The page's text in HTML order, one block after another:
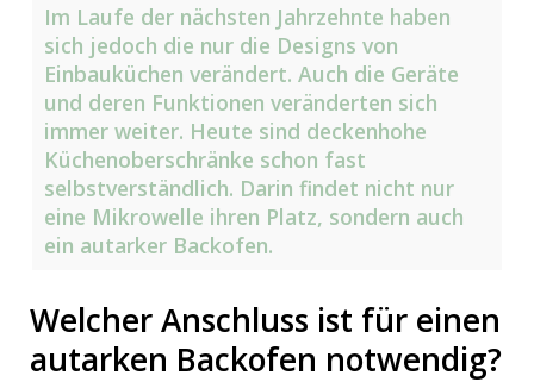
Im Laufe der nächsten Jahrzehnte haben
sich jedoch die nur die Designs von
Einbauküchen verändert. Auch die Geräte
und deren Funktionen veränderten sich
immer weiter. Heute sind deckenhohe
Küchenoberschränke schon fast
selbstverständlich. Darin findet nicht nur
eine Mikrowelle ihren Platz, sondern auch
ein autarker Backofen.
Welcher Anschluss ist für einen
autarken Backofen notwendig?